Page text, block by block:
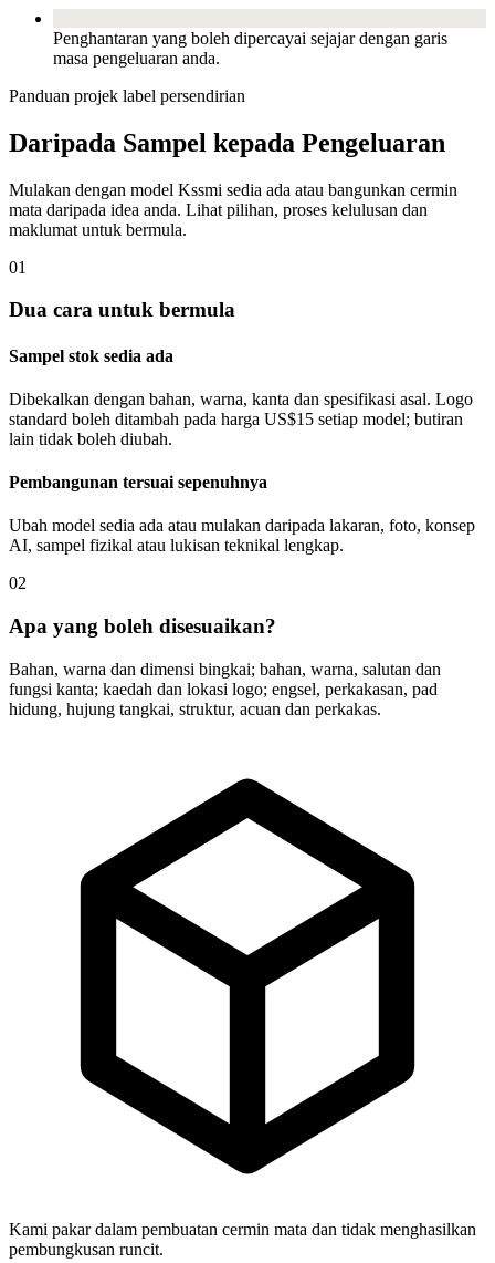
Penghantaran yang boleh dipercayai sejajar dengan garis
masa pengeluaran anda.
Panduan projek label persendirian
Daripada Sampel kepada Pengeluaran
Mulakan dengan model Kssmi sedia ada atau bangunkan cermin
mata daripada idea anda. Lihat pilihan, proses kelulusan dan
maklumat untuk bermula.
01
Dua cara untuk bermula
Sampel stok sedia ada
Dibekalkan dengan bahan, warna, kanta dan spesifikasi asal. Logo
standard boleh ditambah pada harga US$15 setiap model; butiran
lain tidak boleh diubah.
Pembangunan tersuai sepenuhnya
Ubah model sedia ada atau mulakan daripada lakaran, foto, konsep
AI, sampel fizikal atau lukisan teknikal lengkap.
02
Apa yang boleh disesuaikan?
Bahan, warna dan dimensi bingkai; bahan, warna, salutan dan
fungsi kanta; kaedah dan lokasi logo; engsel, perkakasan, pad
hidung, hujung tangkai, struktur, acuan dan perkakas.
Kami pakar dalam pembuatan cermin mata dan tidak menghasilkan
pembungkusan runcit.